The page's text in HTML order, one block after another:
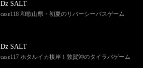
Dz SALT
case118 和歌山県・初夏のリバーシーバスゲーム
Dz SALT
case117 ホタルイカ接岸！敦賀沖のタイラバゲーム